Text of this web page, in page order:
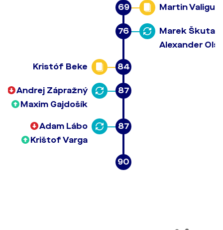
69 Martin Valigura
76
Marek Škuta
Alexander
84
Kristóf Beke
87
Andrej Zápražný
Maxim Gajdošík
87
Adam Lábo
Krištof Varga
90